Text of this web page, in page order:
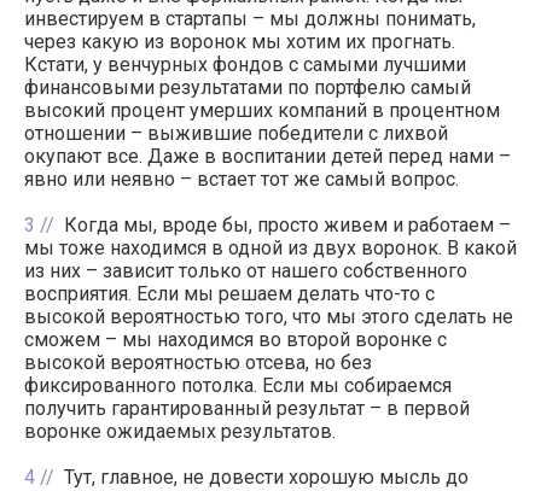
инвестируем в стартапы – мы должны понимать,
через какую из воронок мы хотим их прогнать.
Кстати, у венчурных фондов с самыми лучшими
финансовыми результатами по портфелю самый
высокий процент умерших компаний в процентном
отношении – выжившие победители с лихвой
окупают все. Даже в воспитании детей перед нами –
явно или неявно – встает тот же самый вопрос.
3
Когда мы, вроде бы, просто живем и работаем –
мы тоже находимся в одной из двух воронок. В какой
из них – зависит только от нашего собственного
восприятия. Если мы решаем делать что-то с
высокой вероятностью того, что мы этого сделать не
сможем – мы находимся во второй воронке с
высокой вероятностью отсева, но без
фиксированного потолка. Если мы собираемся
получить гарантированный результат – в первой
воронке ожидаемых результатов.
4
Тут, главное, не довести хорошую мысль до